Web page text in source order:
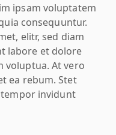
ipsam voluptatem
consequuntur.
elitr, sed diam
labore et dolore
voluptua. At vero
ea rebum. Stet
invidunt